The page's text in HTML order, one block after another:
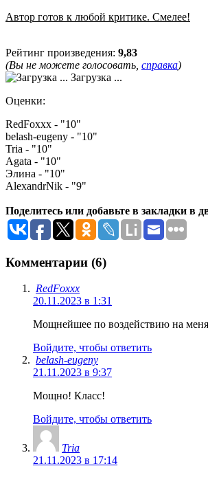
Автор готов к любой критике. Смелее!
Рейтинг произведения: 9,83
(Вы не можете голосовать, справка)
Загрузка ...
Оценки:
RedFoxxx - "10"
belash-eugeny - "10"
Tria - "10"
Agata - "10"
Элина - "10"
AlexandrNik - "9"
Поделитесь или добавьте в закладки в
Комментарии (6)
RedFoxxx
20.11.2023 в 1:31
Мощнейшее по воздействию на
Войдите, чтобы ответить
belash-eugeny
21.11.2023 в 9:37
Мощно! Класс!
Войдите, чтобы ответить
Tria
21.11.2023 в 17:14